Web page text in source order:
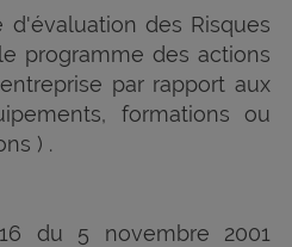
des Risques
programme des actions
par rapport aux
formations ou
) .
du 5 novembre 2001